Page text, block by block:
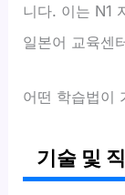
니다. 이는 N1
일본어 교육센
어떤 학습법이
기술 및